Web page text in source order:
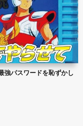
強パスワードを恥ずかし